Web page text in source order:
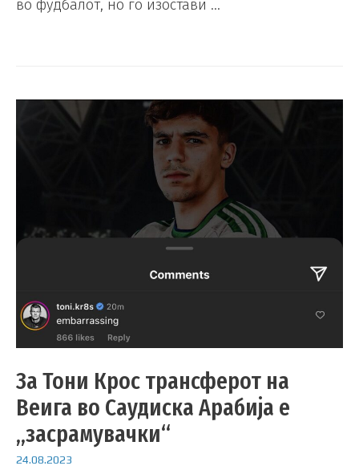
во фудбалот, но го изостави …
За Тони Крос трансферот на
Веига во Саудиска Арабија е
„засрамувачки“
24.08.2023